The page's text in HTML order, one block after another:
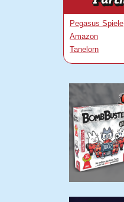
Pegasus Spiele
Amazon
Tanelorn